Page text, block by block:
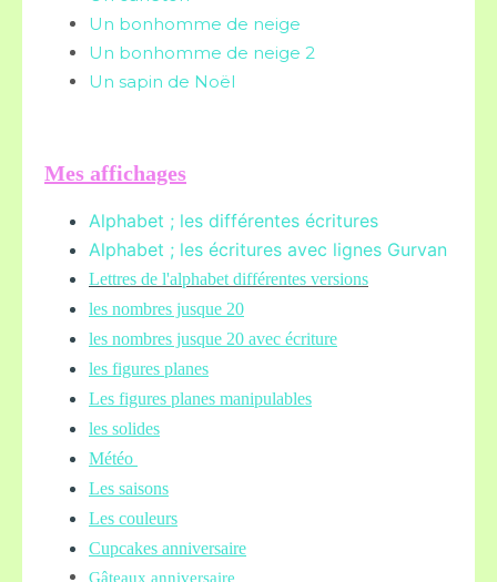
Un bonhomme de neige
Un bonhomme de neige 2
Un sapin de Noël
Mes affichages
Alphabet ; les différentes écritures
Alphabet ; les écritures avec lignes Gurvan
Lettres de l'alphabet différentes versions
les nombres jusque 20
les nombres jusque 20 avec écriture
les figures planes
Les figures planes manipulables
les solides
Météo
Les saisons
Les couleurs
Cupcakes anniversaire
Gâteaux anniversaire